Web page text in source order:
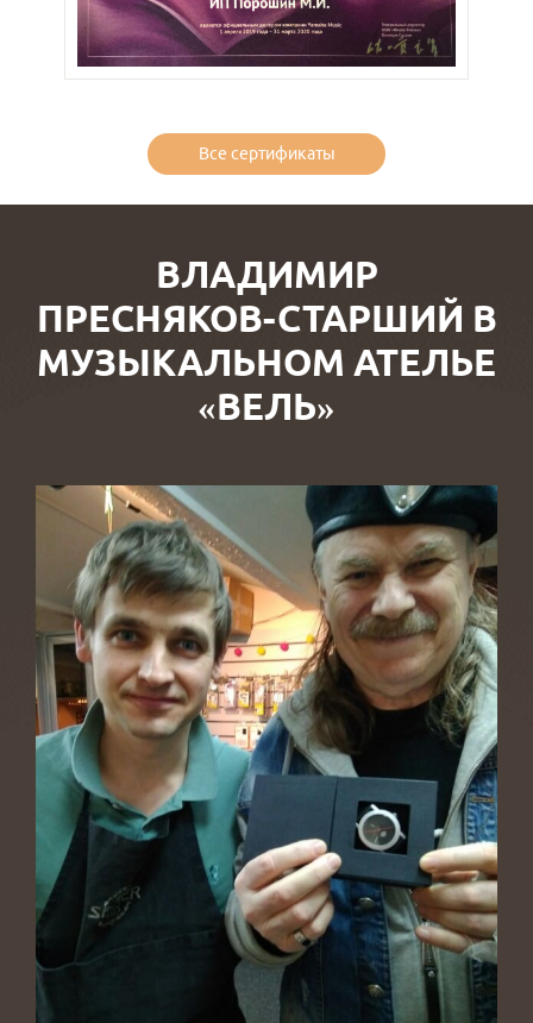
Все сертификаты
ВЛАДИМИР
ПРЕСНЯКОВ-СТАРШИЙ В
МУЗЫКАЛЬНОМ АТЕЛЬЕ
«ВЕЛЬ»